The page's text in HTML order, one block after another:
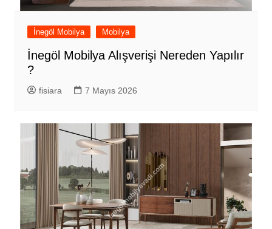
İnegöl Mobilya Mobilya
İnegöl Mobilya Alışverişi Nereden Yapılır
?
fisiara 7 Mayıs 2026